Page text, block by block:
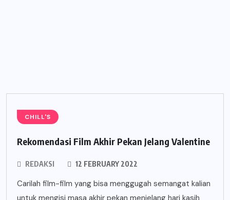
CHILL'S
Rekomendasi Film Akhir Pekan Jelang Valentine
REDAKSI 12 FEBRUARY 2022
Carilah film-film yang bisa menggugah semangat kalian
untuk mengisi masa akhir pekan menjelang hari kasih